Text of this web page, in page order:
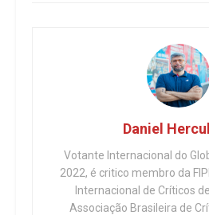
Daniel
Votante Internacional do
2022, é critico membro da
Internacional de Críticos
Associação Brasileira de